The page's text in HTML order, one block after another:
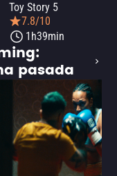
Toy Story 5
7.8/10
1h39min
pasada